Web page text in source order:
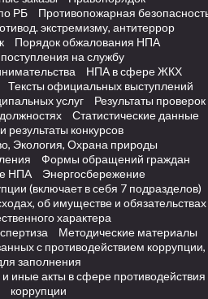
РБ
Противопожарная
экстремизму, антитеррор
Порядок обжалования НПА
на службу
НПА в сфере ЖКХ
Тексты официальных выступлений
услуг
Результаты проверок
Статистические данные
результаты конкурсов
Экология, Охрана природы
Формы обращений граждан
НПА
Энергосбережение
(включает в себя 7 подразделов)
об имуществе и обязательствах
характера
Методические материалы
с противодействием коррупции,
заполнения
иные акты в сфере противодействия
коррупции